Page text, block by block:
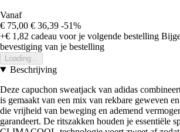
Vanaf
€ 75,00 € 36,39 -51%
+€ 1,82 cadeau voor je volgende bestelling
bevestiging van je bestelling
Loading...
Beschrijving
Deze capuchon sweatjack van adidas
is gemaakt van een mix van rekbare geweven
die vrijheid van beweging en ademend
garandeert. De ritszakken houden je essentiële